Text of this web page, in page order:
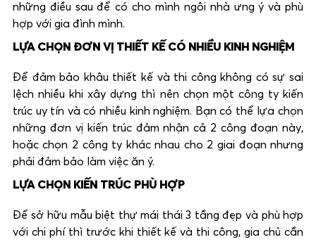
những điều sau để có cho mình ngôi nhà ưng ý và phù
hợp với gia đình mình.
LỰA CHỌN ĐƠN VỊ THIẾT KẾ CÓ NHIỀU KINH NGHIỆM
Để đảm bảo khâu thiết kế và thi công không có sự sai
lệch nhiều khi xây dựng thì nên chọn một công ty kiến
trúc uy tín và có nhiều kinh nghiệm. Bạn có thể lựa chọn
những đơn vị kiến trúc đảm nhận cả 2 công đoạn này,
hoặc chọn 2 công ty khác nhau cho 2 giai đoạn nhưng
phải đảm bảo làm việc ăn ý.
LỰA CHỌN KIẾN TRÚC PHÙ HỢP
Để sở hữu mẫu biệt thự mái thái 3 tầng đẹp và phù hợp
với chi phí thì trước khi thiết kế và thi công, gia chủ cần